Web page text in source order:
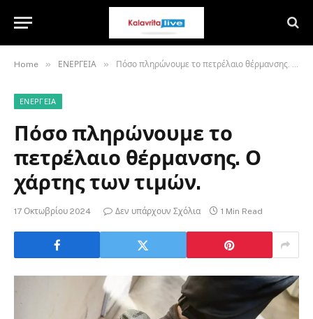
Home » ΕΝΕΡΓΕΙΑ » Πόσο πληρώνουμε το πετρέλαιο θέρμανσης. Ο χάρτης των τιμών.
ΕΝΕΡΓΕΙΑ
Πόσο πληρώνουμε το
πετρέλαιο θέρμανσης. Ο
χάρτης των τιμών.
17 Οκτωβρίου 2024 Δεν υπάρχουν Σχόλια 1 Min Read